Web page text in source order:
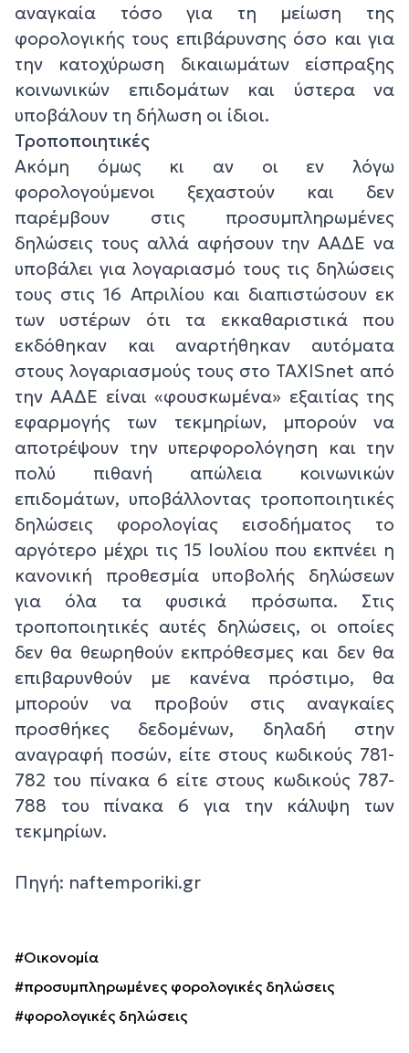
αναγκαία τόσο για τη μείωση της
φορολογικής τους επιβάρυνσης όσο και για
την κατοχύρωση δικαιωμάτων είσπραξης
κοινωνικών επιδομάτων και ύστερα να
υποβάλουν τη δήλωση οι ίδιοι.
Τροποποιητικές
Ακόμη όμως κι αν οι εν λόγω
φορολογούμενοι ξεχαστούν και δεν
παρέμβουν στις προσυμπληρωμένες
δηλώσεις τους αλλά αφήσουν την ΑΑΔΕ να
υποβάλει για λογαριασμό τους τις δηλώσεις
τους στις 16 Απριλίου και διαπιστώσουν εκ
των υστέρων ότι τα εκκαθαριστικά που
εκδόθηκαν και αναρτήθηκαν αυτόματα
στους λογαριασμούς τους στο TAXISnet από
την ΑΑΔΕ είναι «φουσκωμένα» εξαιτίας της
εφαρμογής των τεκμηρίων, μπορούν να
αποτρέψουν την υπερφορολόγηση και την
πολύ πιθανή απώλεια κοινωνικών
επιδομάτων, υποβάλλοντας τροποποιητικές
δηλώσεις φορολογίας εισοδήματος το
αργότερο μέχρι τις 15 Ιουλίου που εκπνέει η
κανονική προθεσμία υποβολής δηλώσεων
για όλα τα φυσικά πρόσωπα. Στις
τροποποιητικές αυτές δηλώσεις, οι οποίες
δεν θα θεωρηθούν εκπρόθεσμες και δεν θα
επιβαρυνθούν με κανένα πρόστιμο, θα
μπορούν να προβούν στις αναγκαίες
προσθήκες δεδομένων, δηλαδή στην
αναγραφή ποσών, είτε στους κωδικούς 781-
782 του πίνακα 6 είτε στους κωδικούς 787-
788 του πίνακα 6 για την κάλυψη των
τεκμηρίων.
Πηγή: naftemporiki.gr
#Οικονομία
#προσυμπληρωμένες φορολογικές δηλώσεις
#φορολογικές δηλώσεις